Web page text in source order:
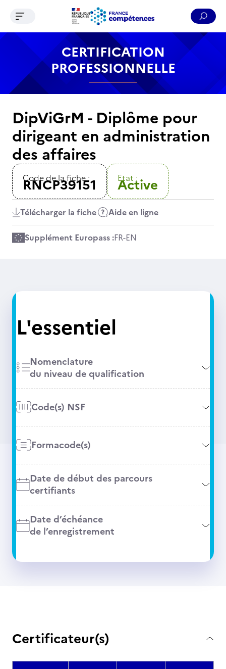
Contenu Recherche Menu Pied de page
Ouvrir le menu de navigation
CERTIFICATION
PROFESSIONNELLE
DipViGrM - Diplôme pour
dirigeant en administration
des affaires
Code de la fiche :
RNCP39151 Etat :
Active
Télécharger la fiche Aide en ligne
Supplément Europass :FR-EN
L'essentiel
Nomenclature
du niveau de qualification
Code(s) NSF
Formacode(s)
Date de début des parcours
certifiants
Date d’échéance
de l’enregistrement
Certificateur(s)